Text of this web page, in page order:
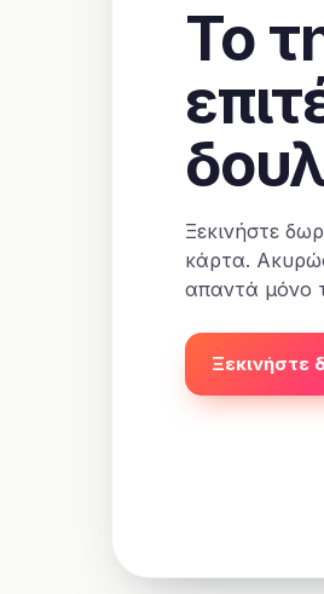
Το
Ξεκινήστε
κάρτα.
απαντά μόνο
Ξεκινήστε